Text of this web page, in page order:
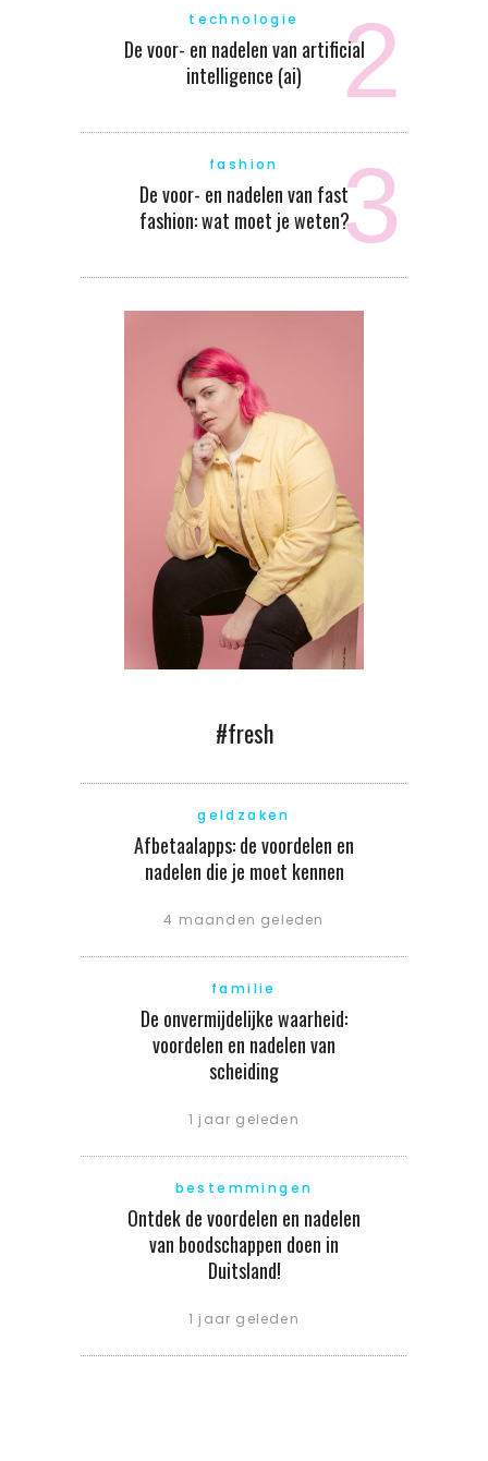
technologie
De voor- en nadelen van artificial
intelligence (ai)
fashion
De voor- en nadelen van fast
fashion: wat moet je weten?
#fresh
geldzaken
Afbetaalapps: de voordelen en
nadelen die je moet kennen
4 maanden geleden
familie
De onvermijdelijke waarheid:
voordelen en nadelen van
scheiding
1 jaar geleden
bestemmingen
Ontdek de voordelen en nadelen
van boodschappen doen in
Duitsland!
1 jaar geleden